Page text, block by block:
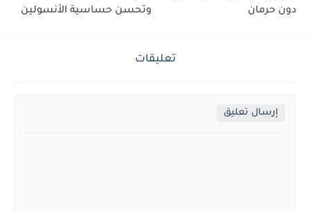
دون حرمان
وتحسن حساسية الأنسولين
تعليقات
إرسال تعليق